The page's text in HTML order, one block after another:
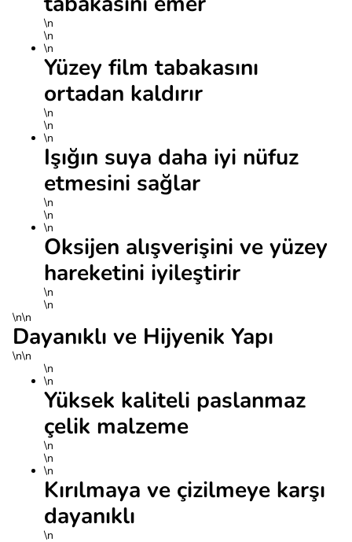
\n
\n
\n
Yüzey film tabakasını
ortadan kaldırır
\n
\n
\n
Işığın suya daha iyi nüfuz
etmesini sağlar
\n
\n
\n
Oksijen alışverişini ve yüzey
hareketini iyileştirir
\n
\n
\n\n
Dayanıklı ve Hijyenik Yapı
\n\n
\n
\n
Yüksek kaliteli paslanmaz
çelik malzeme
\n
\n
\n
Kırılmaya ve çizilmeye karşı
dayanıklı
\n